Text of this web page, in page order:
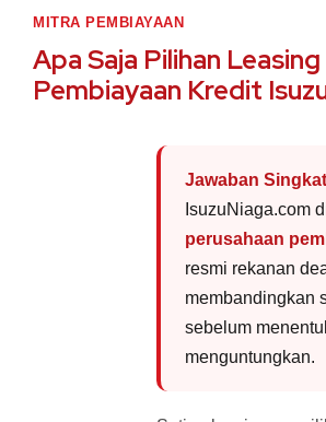
MITRA PEMBIAYAAN
Apa Saja Pilihan
Pembiayaan Kredit
Jawaban
IsuzuNiaga.com
perusahaan
resmi rekanan
membandingkan
sebelum
menguntungkan.